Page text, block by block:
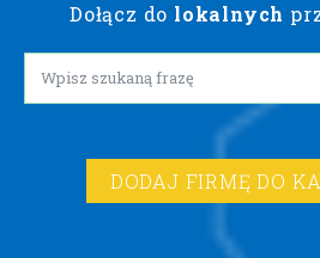
Dołącz do lokalnych
Lorem ipsum
DODAJ FIRMĘ DO